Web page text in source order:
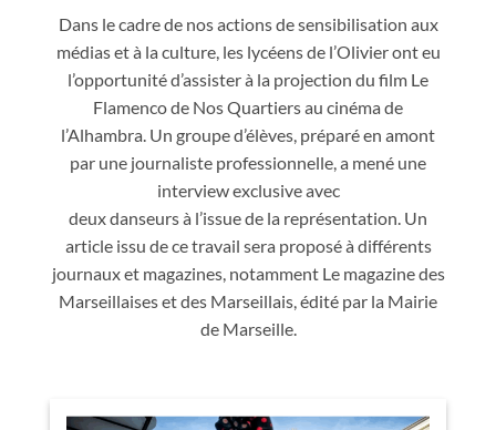
Dans le cadre de nos actions de sensibilisation aux
médias et à la culture, les lycéens de l’Olivier ont eu
l’opportunité d’assister à la projection du film Le
Flamenco de Nos Quartiers au cinéma de
l’Alhambra. Un groupe d’élèves, préparé en amont
par une journaliste professionnelle, a mené une
interview exclusive avec
deux danseurs à l’issue de la représentation. Un
article issu de ce travail sera proposé à différents
journaux et magazines, notamment Le magazine des
Marseillaises et des Marseillais, édité par la Mairie
de Marseille.